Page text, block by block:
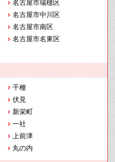
名古屋市瑞穂区
名古屋市中川区
名古屋市南区
名古屋市名東区
千種
伏見
新栄町
一社
上前津
丸の内